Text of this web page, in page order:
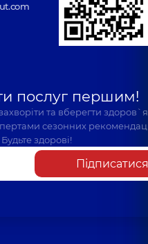
послуг першим!
та вберегти
сезонних
здорові!
Підписатися